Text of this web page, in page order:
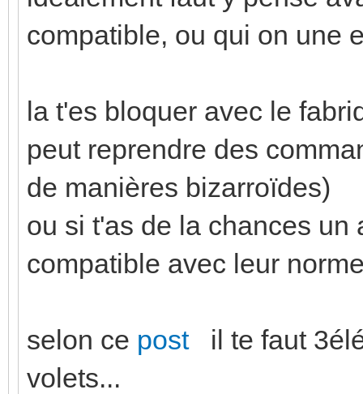
compatible, ou qui on une
la t'es bloquer avec le
peut reprendre des
de manières bizarroïdes)
ou si t'as de la chances un
compatible avec leur
selon ce post
il te faut
volets...